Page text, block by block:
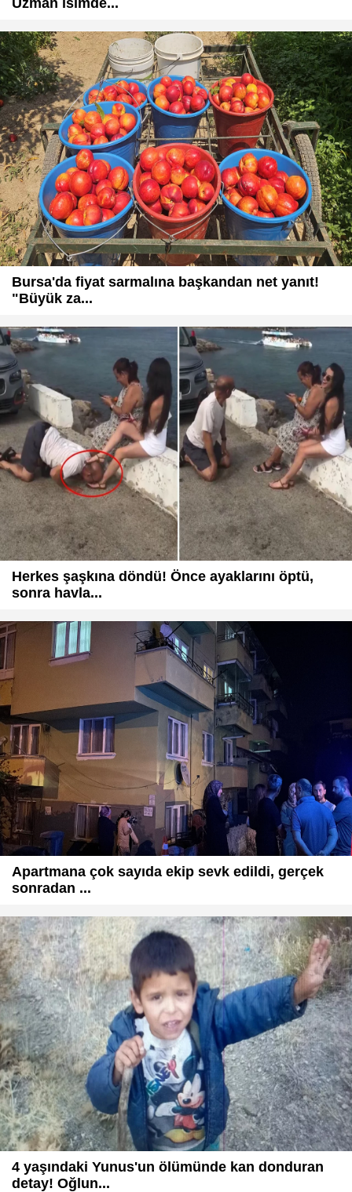
Uzman isimde...
Bursa'da fiyat sarmalına başkandan net yanıt!
"Büyük za...
Herkes şaşkına döndü! Önce ayaklarını öptü,
sonra havla...
Apartmana çok sayıda ekip sevk edildi, gerçek
sonradan ...
4 yaşındaki Yunus'un ölümünde kan donduran
detay! Oğlun...